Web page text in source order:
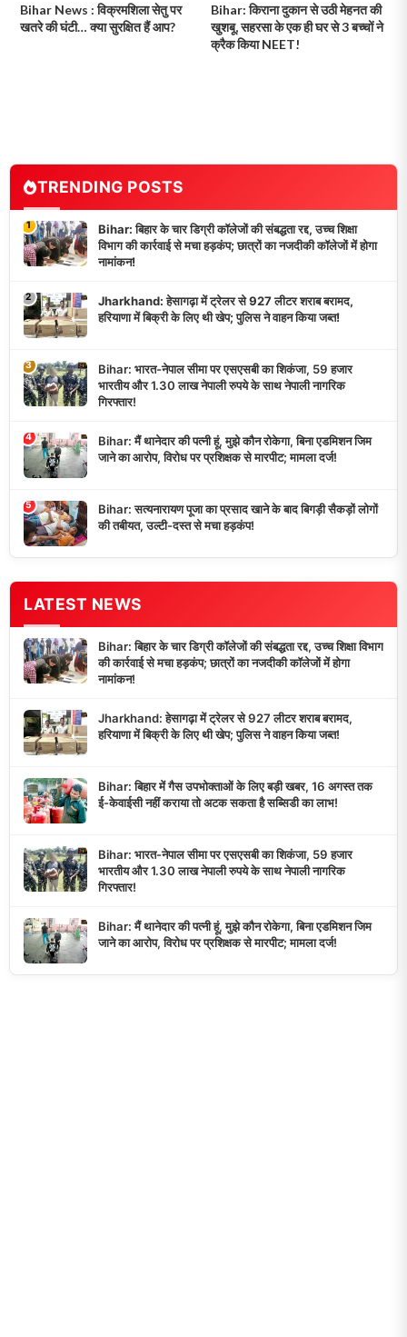
Bihar News : विक्रमशिला सेतु पर
खतरे की घंटी… क्या सुरक्षित हैं आप?
Bihar: किराना दुकान से उठी मेहनत की
खुशबू, सहरसा के एक ही घर से 3 बच्चों ने
क्रैक किया NEET!
TRENDING POSTS
1
Bihar: बिहार के चार डिग्री कॉलेजों की संबद्धता रद्द, उच्च शिक्षा
विभाग की कार्रवाई से मचा हड़कंप; छात्रों का नजदीकी कॉलेजों में होगा
नामांकन!
2
Jharkhand: हेसागढ़ा में ट्रेलर से 927 लीटर शराब बरामद,
हरियाणा में बिक्री के लिए थी खेप; पुलिस ने वाहन किया जब्त!
3
Bihar: भारत-नेपाल सीमा पर एसएसबी का शिकंजा, 59 हजार
भारतीय और 1.30 लाख नेपाली रुपये के साथ नेपाली नागरिक
गिरफ्तार!
4
Bihar: मैं थानेदार की पत्नी हूं, मुझे कौन रोकेगा, बिना एडमिशन जिम
जाने का आरोप, विरोध पर प्रशिक्षक से मारपीट; मामला दर्ज!
5
Bihar: सत्यनारायण पूजा का प्रसाद खाने के बाद बिगड़ी सैकड़ों लोगों
की तबीयत, उल्टी-दस्त से मचा हड़कंप!
LATEST NEWS
Bihar: बिहार के चार डिग्री कॉलेजों की संबद्धता रद्द, उच्च शिक्षा विभाग
की कार्रवाई से मचा हड़कंप; छात्रों का नजदीकी कॉलेजों में होगा
नामांकन!
Jharkhand: हेसागढ़ा में ट्रेलर से 927 लीटर शराब बरामद,
हरियाणा में बिक्री के लिए थी खेप; पुलिस ने वाहन किया जब्त!
Bihar: बिहार में गैस उपभोक्ताओं के लिए बड़ी खबर, 16 अगस्त तक
ई-केवाईसी नहीं कराया तो अटक सकता है सब्सिडी का लाभ!
Bihar: भारत-नेपाल सीमा पर एसएसबी का शिकंजा, 59 हजार
भारतीय और 1.30 लाख नेपाली रुपये के साथ नेपाली नागरिक
गिरफ्तार!
Bihar: मैं थानेदार की पत्नी हूं, मुझे कौन रोकेगा, बिना एडमिशन जिम
जाने का आरोप, विरोध पर प्रशिक्षक से मारपीट; मामला दर्ज!